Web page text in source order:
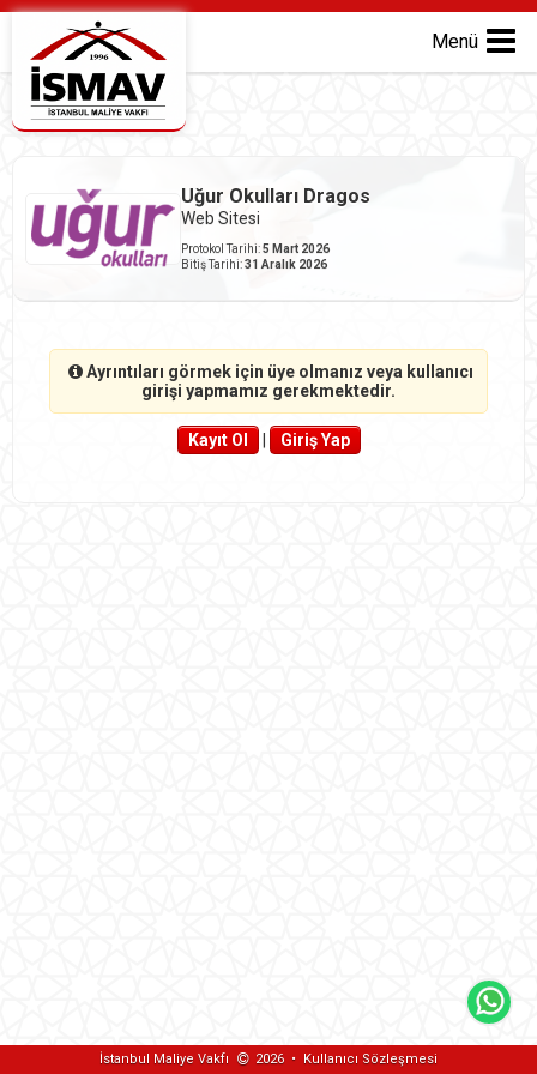
Menü
Uğur Okulları Dragos
Web Sitesi
Protokol Tarihi:5 Mart 2026
Bitiş Tarihi:31 Aralık 2026
Ayrıntıları görmek için üye olmanız veya kullanıcı
girişi yapmamız gerekmektedir.
Kayıt Ol Giriş Yap
İstanbul Maliye Vakfı 2026 • Kullanıcı Sözleşmesi